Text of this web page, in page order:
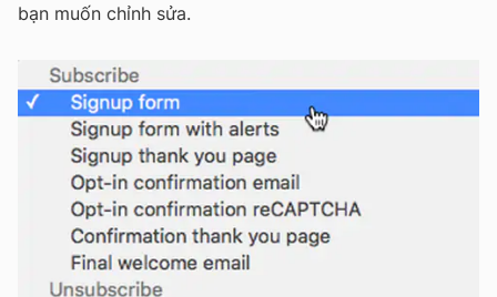
bạn muốn chỉnh sửa.